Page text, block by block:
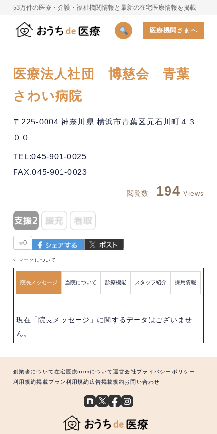
53万件の医療・介護・福祉機関情報と最新の在宅医療情報を掲載
医療機関さまへ
医療法人社団 博慈会 青葉
さわい病院
〒225-0004 神奈川県 横浜市青葉区元石川町４３
００
TEL:045-901-0025
FAX:045-901-0023
閲覧数 194 Views
♥0
» マークについて
院長メッセージ 当院について 診療機能 スタッフ紹介 採用情報
現在「院長メッセージ」に関するデータはございませ
ん。
創業者について在宅医療comについて運営会社 プライバシーポリシー
利用規約掲載プラン利用規約 広告掲載規約お問い合わせ